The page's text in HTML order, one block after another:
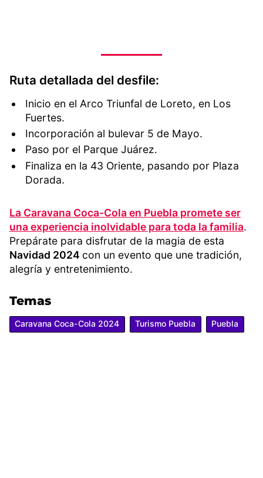
Ruta detallada del desfile:
Inicio en el Arco Triunfal de Loreto, en Los
Fuertes.
Incorporación al bulevar 5 de Mayo.
Paso por el Parque Juárez.
Finaliza en la 43 Oriente, pasando por Plaza
Dorada.
La Caravana Coca-Cola en Puebla promete ser
una experiencia inolvidable para toda la familia.
Prepárate para disfrutar de la magia de esta
Navidad 2024 con un evento que une tradición,
alegría y entretenimiento.
Temas
Caravana Coca-Cola 2024 Turismo Puebla Puebla